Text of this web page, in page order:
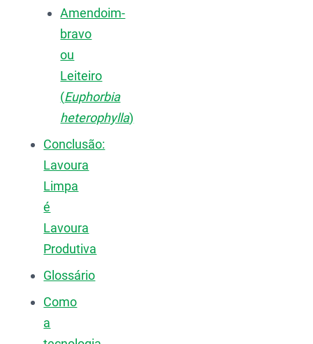
Amendoim-
bravo
ou
Leiteiro
(Euphorbia
heterophylla)
Conclusão:
Lavoura
Limpa
é
Lavoura
Produtiva
Glossário
Como
a